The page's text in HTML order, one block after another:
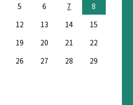
5 6 7
8
12 13 14
15
19 20 21
22
26 27 28
29